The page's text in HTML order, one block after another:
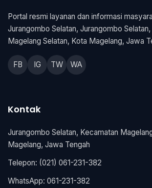
Portal resmi layanan dan informasi
Jurangombo Selatan, Jurangombo
Magelang Selatan, Kota Magelang, Jawa
FB IG TW WA
Kontak
Jurangombo Selatan, Kecamatan
Magelang, Jawa Tengah
Telepon: (021) 061-231-382
WhatsApp: 061-231-382